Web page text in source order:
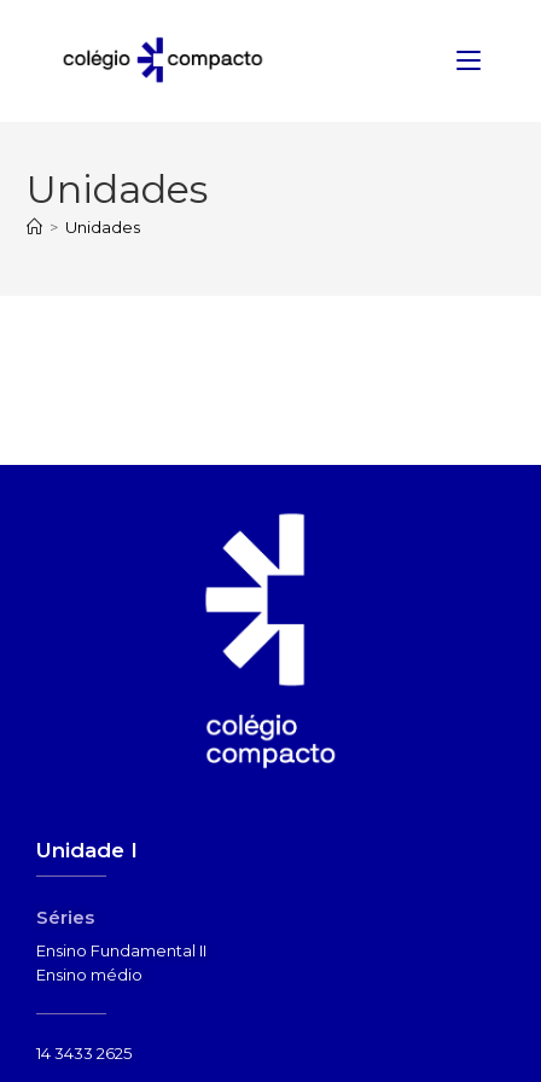
Unidades
> Unidades
Unidade I
Séries
Ensino Fundamental II
Ensino médio
14 3433 2625